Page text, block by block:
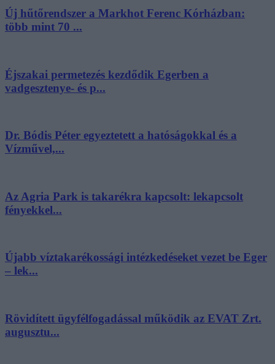
Új hűtőrendszer a Markhot Ferenc Kórházban:
több mint 70 ...
Éjszakai permetezés kezdődik Egerben a
vadgesztenye- és p...
Dr. Bódis Péter egyeztetett a hatóságokkal és a
Vízművel,...
Az Agria Park is takarékra kapcsolt: lekapcsolt
fényekkel...
Újabb víztakarékossági intézkedéseket vezet be Eger
– lek...
Rövidített ügyfélfogadással működik az EVAT Zrt.
augusztu...